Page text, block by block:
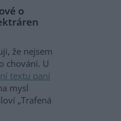
o
že nejsem
chování. U
textu paní
mysl
„Trafená